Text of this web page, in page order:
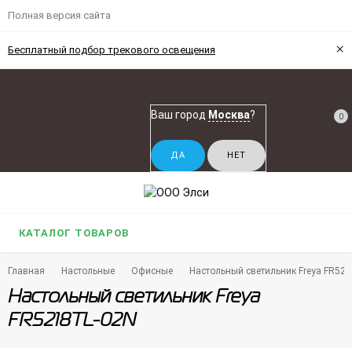
Полная версия сайта
Бесплатный подбор трекового освещения ×
Ваш город Москва? 0
КАТАЛОГ ТОВАРОВ
Главная Настольные Офисные Настольный светильник Freya
Настольный светильник Freya
FR5218TL-02N